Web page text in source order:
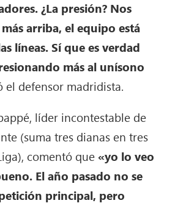
¿La presión? Nos
arriba, el equipo está
líneas. Sí que es verdad
más al unísono
el defensor madridista.
líder incontestable de
(suma tres dianas en tres
comentó que«yo lo veo
El año pasado no se
principal, pero